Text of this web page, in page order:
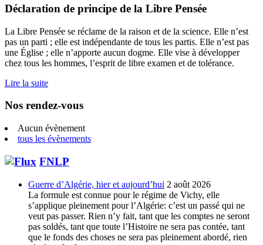
Déclaration de principe de la Libre Pensée
La Libre Pensée se réclame de la raison et de la science. Elle n’est
pas un parti ; elle est indépendante de tous les partis. Elle n’est pas
une Église ; elle n’apporte aucun dogme. Elle vise à développer
chez tous les hommes, l’esprit de libre examen et de tolérance.
Lire la suite
Nos rendez-vous
Aucun évènement
tous les évènements
FNLP
Guerre d’Algérie, hier et aujourd’hui 2 août 2026
La formule est connue pour le régime de Vichy, elle
s’applique pleinement pour l’Algérie: c’est un passé qui ne
veut pas passer. Rien n’y fait, tant que les comptes ne seront
pas soldés, tant que toute l’Histoire ne sera pas contée, tant
que le fonds des choses ne sera pas pleinement abordé, rien